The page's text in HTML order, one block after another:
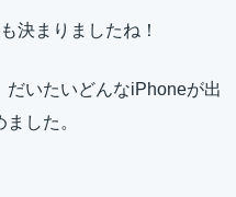
決まりましたね！
だいたいどんなiPhoneが出
した。